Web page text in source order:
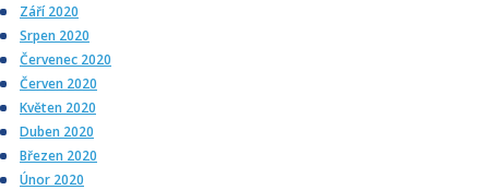
Září 2020
Srpen 2020
Červenec 2020
Červen 2020
Květen 2020
Duben 2020
Březen 2020
Únor 2020